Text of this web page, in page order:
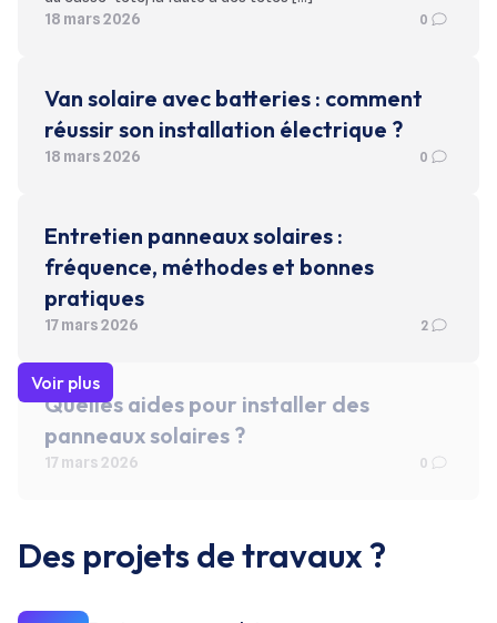
18 mars 2026
0
Van solaire avec batteries : comment
réussir son installation électrique ?
18 mars 2026 0
Entretien panneaux solaires :
fréquence, méthodes et bonnes
pratiques
17 mars 2026 2
Voir plus
Quelles aides pour installer des
panneaux solaires ?
17 mars 2026 0
Des projets de travaux ?